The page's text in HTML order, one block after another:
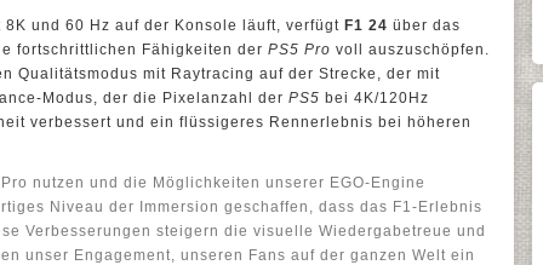
8K und 60 Hz auf der Konsole läuft, verfügt F1 24 über das
fortschrittlichen Fähigkeiten der PS5 Pro voll auszuschöpfen.
Qualitätsmodus mit Raytracing auf der Strecke, der mit
Modus, der die Pixelanzahl der PS5 bei 4K/120Hz
verbessert und ein flüssigeres Rennerlebnis bei höheren
nutzen und die Möglichkeiten unserer EGO-Engine
Niveau der Immersion geschaffen, dass das F1-Erlebnis
Verbesserungen steigern die visuelle Wiedergabetreue und
unser Engagement, unseren Fans auf der ganzen Welt ein